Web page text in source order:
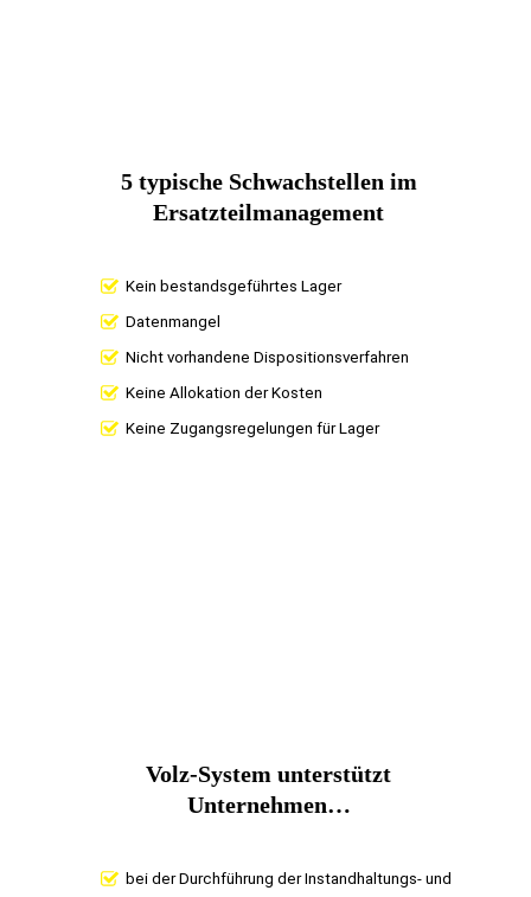
5 typische Schwachstellen im
Ersatzteilmanagement
Kein bestandsgeführtes Lager
Datenmangel
Nicht vorhandene Dispositionsverfahren
Keine Allokation der Kosten
Keine Zugangsregelungen für Lager
Volz-System unterstützt
Unternehmen…
bei der Durchführung der Instandhaltungs- und